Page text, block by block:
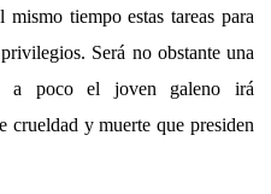
tiempo estas tareas para
Será no obstante una
a poco el joven galeno irá
crueldad y muerte que presiden